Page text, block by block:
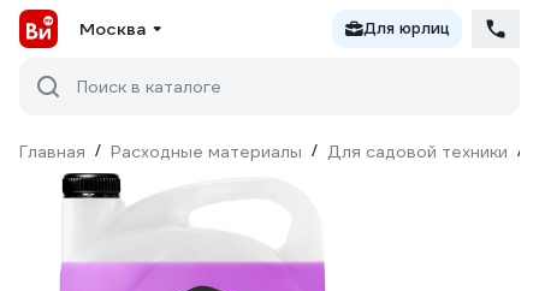
Москва Для юрлиц
Поиск в каталоге
Главная / Расходные материалы / Для садовой техники /